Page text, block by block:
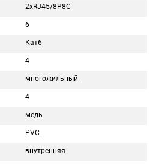
2хRJ45/8P8C
6
Кат6
4
многожильный
4
медь
PVC
внутренняя